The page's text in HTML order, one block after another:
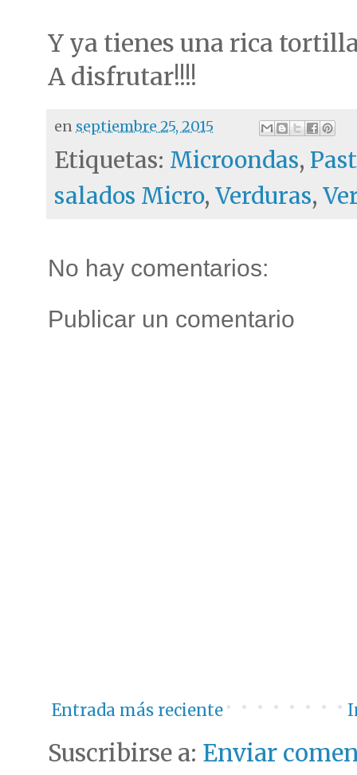
Y ya tienes una rica
A disfrutar!!!!
en septiembre 25, 2015
Etiquetas: Microondas,
salados Micro, Verduras,
No hay comentarios:
Publicar un comentario
Entrada más reciente
Suscribirse a: Enviar